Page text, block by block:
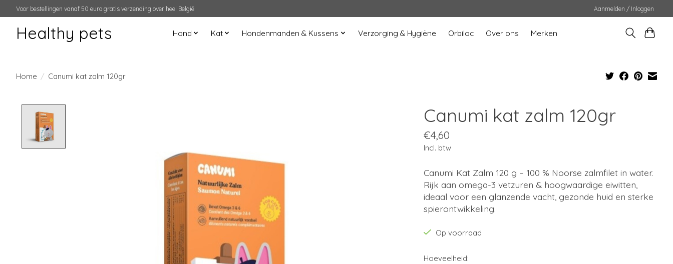
Voor bestellingen vanaf 50 euro gratis verzending over heel België Aanmelden / Inloggen
Healthy pets Hond Kat Hondenmanden & Kussens Verzorging & Hygiëne Orbiloc Over ons Merken
Home / Canumi kat zalm 120gr
Canumi kat zalm 120gr
€4,60
Incl. btw
Canumi Kat Zalm 120 g – 100 % Noorse zalmfilet in water.
Rijk aan omega-3 vetzuren & hoogwaardige eiwitten,
ideaal voor een glanzende vacht, gezonde huid en sterke
spierontwikkeling.
Op voorraad
Hoeveelheid: